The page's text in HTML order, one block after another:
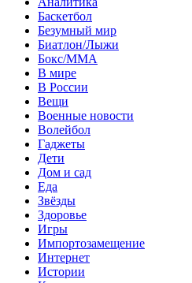
Баскетбол
Безумный мир
Биатлон/Лыжи
Бокс/MMA
В мире
В России
Вещи
Военные новости
Волейбол
Гаджеты
Дети
Дом и сад
Еда
Звёзды
Здоровье
Игры
Импортозамещение
Интернет
Истории